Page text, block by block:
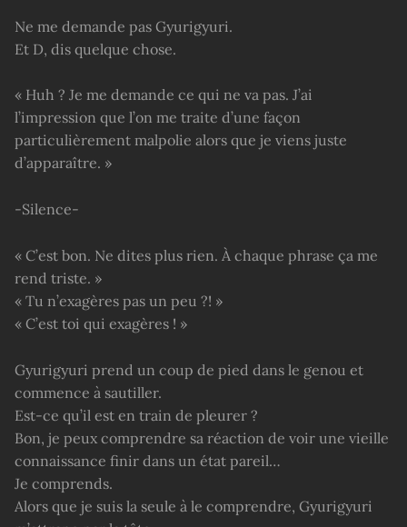
Ne me demande pas Gyurigyuri.
Et D, dis quelque chose.
« Huh ? Je me demande ce qui ne va pas. J’ai
l’impression que l’on me traite d’une façon
particulièrement malpolie alors que je viens juste
d’apparaître. »
-Silence-
« C’est bon. Ne dites plus rien. À chaque phrase ça me
rend triste. »
« Tu n’exagères pas un peu ?! »
« C’est toi qui exagères ! »
Gyurigyuri prend un coup de pied dans le genou et
commence à sautiller.
Est-ce qu’il est en train de pleurer ?
Bon, je peux comprendre sa réaction de voir une vieille
connaissance finir dans un état pareil…
Je comprends.
Alors que je suis la seule à le comprendre, Gyurigyuri